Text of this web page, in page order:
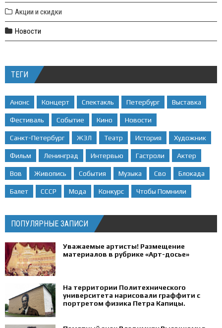
Акции и скидки
Новости
ТЕГИ
Анонс Концерт Спектакль Петербург Выставка
Фестиваль Событие Кино Новости
Санкт-Петербург ЖЗЛ Театр История Художник
Фильм Ленинград Интервью Гастроли Актер
Вов Живопись События Музыка Сво Блокада
Балет СССР Мода Конкурс Чтобы Помнили
ПОПУЛЯРНЫЕ ЗАПИСИ
Уважаемые артисты! Размещение
материалов в рубрике «Арт-досье»
На территории Политехнического
университета нарисовали граффити с
портретом физика Петра Капицы.